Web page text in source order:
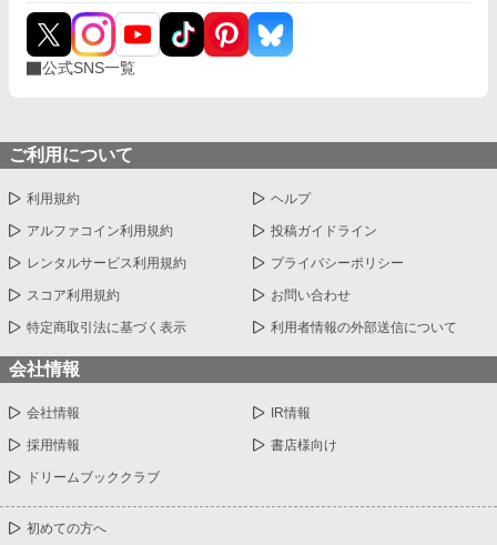
公式SNS一覧
ご利用について
利用規約 ヘルプ
アルファコイン利用規約 投稿ガイドライン
レンタルサービス利用規約 プライバシーポリシー
スコア利用規約 お問い合わせ
特定商取引法に基づく表示 利用者情報の外部送信について
会社情報
会社情報 IR情報
採用情報 書店様向け
ドリームブッククラブ
初めての方へ